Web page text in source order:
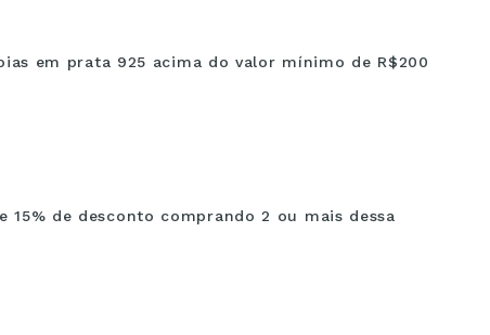
em prata 925 acima do valor mínimo de R$200
15% de desconto comprando 2 ou mais dessa